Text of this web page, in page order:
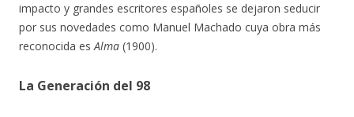
impacto y grandes escritores españoles se dejaron seducir
por sus novedades como Manuel Machado cuya obra más
reconocida esAlma (1900).
La Generación del 98